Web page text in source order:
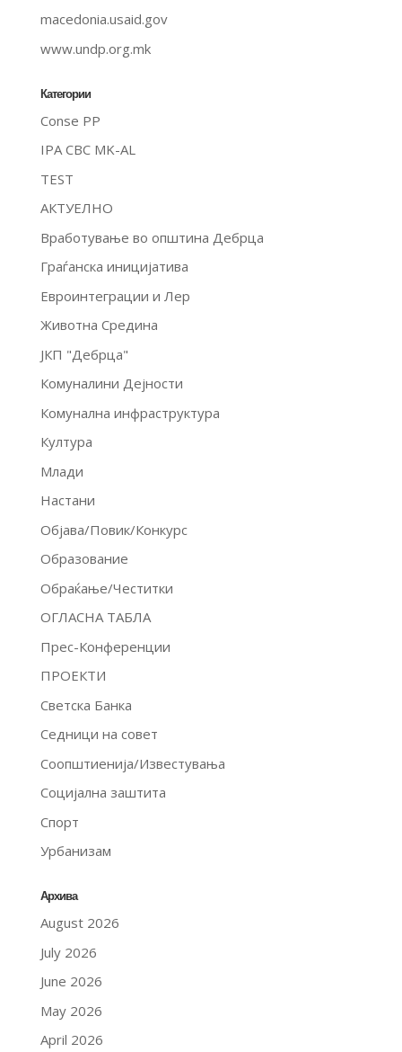
macedonia.usaid.gov
www.undp.org.mk
Категории
Conse PP
IPA CBC MK-AL
TEST
АКТУЕЛНО
Вработување во општина Дебрца
Граѓанска иницијатива
Евроинтеграции и Лер
Животна Средина
ЈКП "Дебрца"
Комуналини Дејности
Комунална инфраструктура
Култура
Млади
Настани
Објава/Повик/Конкурс
Образование
Обраќање/Честитки
ОГЛАСНА ТАБЛА
Прес-Конференции
ПРОЕКТИ
Светска Банка
Седници на совет
Соопштиенија/Известувања
Социјална заштита
Спорт
Урбанизам
Архива
August 2026
July 2026
June 2026
May 2026
April 2026